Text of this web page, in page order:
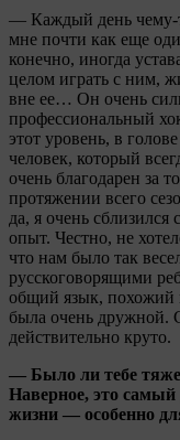
— Каждый день чему-
мне почти как еще
конечно, иногда
целом играть с ним,
вне ее… Он очень
профессиональный
этот уровень, в
человек, который
очень благодарен за
протяжении всего
да, я очень
опыт. Честно, не
что нам было так
русскоговорящими
общий язык, похожий
была очень дружной.
действительно круто.
— Было ли тебе
Наверное, это
жизни — особенно